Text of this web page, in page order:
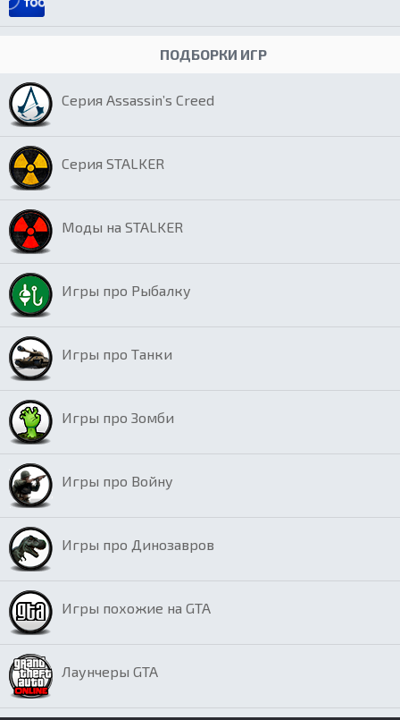
ПОДБОРКИ ИГР
Серия Assassin’s Creed
Серия STALKER
Моды на STALKER
Игры про Рыбалку
Игры про Танки
Игры про Зомби
Игры про Войну
Игры про Динозавров
Игры похожие на GTA
Лаунчеры GTA